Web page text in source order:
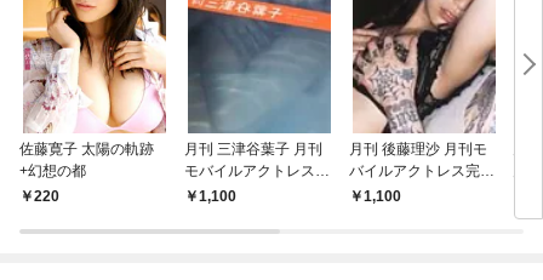
佐藤寛子 太陽の軌跡
+幻想の都
220
月刊 三津谷葉子 月刊
モバイルアクトレス完
全版1,100
月刊 後藤理沙 月刊モ
バイルアクトレス完全
版1,100